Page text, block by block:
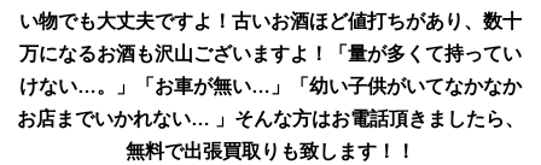
い物でも大丈夫ですよ！古いお酒ほど値打ちがあり、数十
万になるお酒も沢山ございますよ！「量が多くて持ってい
けない…。」「お車が無い…」「幼い子供がいてなかなか
お店までいかれない… 」そんな方はお電話頂きましたら、
無料で出張買取りも致します！！